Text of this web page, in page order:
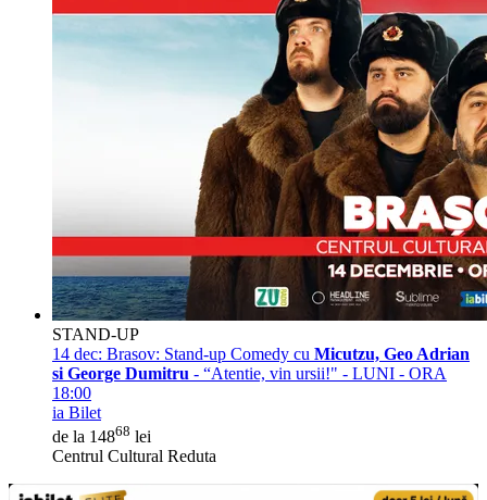
STAND-UP
14 dec: Brasov: Stand-up Comedy cu Micutzu, Geo Adrian
si George Dumitru - “Atentie, vin ursii!" - LUNI - ORA
18:00
ia Bilet
de la 14868 lei
Centrul Cultural Reduta